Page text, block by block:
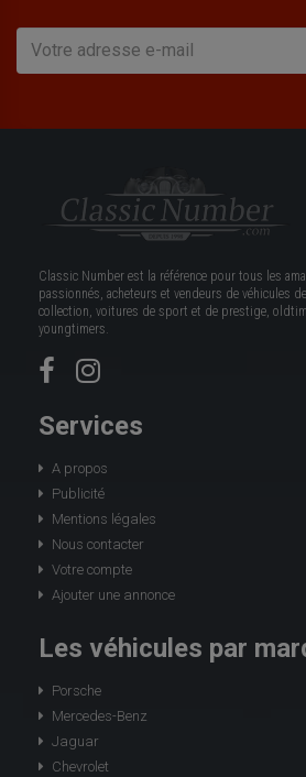
Classic Number est la référence pour tous les
passionnés, acheteurs et vendeurs de véhicules de
collection, voitures de sport et de prestige,
youngtimers.
Services
A propos
Publicité
Mentions légales
Nous contacter
Votre compte
Ajouter une annonce
Les véhicules par
Porsche
Mercedes-Benz
Jaguar
Chevrolet